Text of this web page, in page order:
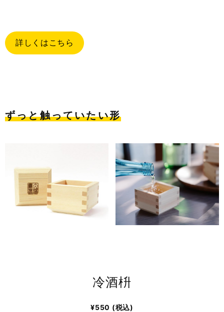
詳しくはこちら
ずっと触っていたい形
冷酒枡
¥550 (税込)